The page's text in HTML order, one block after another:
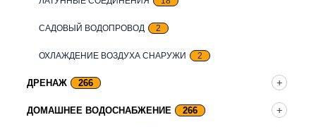
САДОВЫЙ ВОДОПРОВОД 2
ОХЛАЖДЕНИЕ ВОЗДУХА СНАРУЖИ 2
ДРЕНАЖ 266
ДОМАШНЕЕ ВОДОСНАБЖЕНИЕ 266